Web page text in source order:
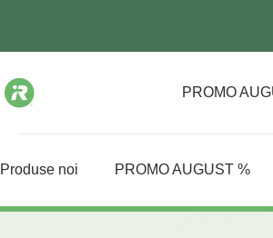
PROMO
Produse noi PROMO AUGUST %